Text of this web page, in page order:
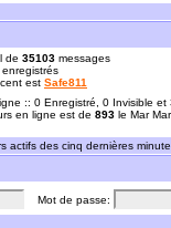
de 35103 messages
enregistrés
est Safe811
:: 0 Enregistré, 0 Invisible
en ligne est de 893 le Mar
actifs des cinq dernières
Mot de passe: